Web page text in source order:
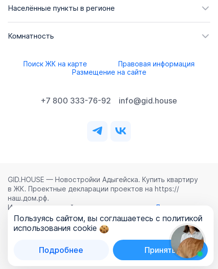
Населённые пункты в регионе
Комнатность
Поиск ЖК на карте
Правовая информация
Размещение на сайте
+7 800 333-76-92 info@gid.house
GID.HOUSE — Новостройки Адыгейска. Купить квартиру
в ЖК. Проектные декларации проектов на https://
наш.дом.рф.
Использование сайта означает согласие с
Лицензионным
соглашением ,Политикой конфиденциальностии
Политикой обработки персональных данных
ООО «ГИД.ХАУЗ»
Пользуясь сайтом, вы соглашаетесь с политикой
использования cookie
Подробнее Принять